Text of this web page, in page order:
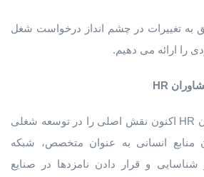
به تغییرات در چشم انداز درخواست شغل
را ارائه می دهیم.
Headhunters و مشاوران HR اکنون نقش اصلی را در توسعه شغلی
منابع انسانی به عنوان متخصص، شبکه
و قرار دادن نامزدها در صنایع